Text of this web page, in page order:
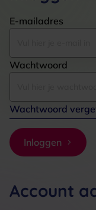
E-mailadres
Wachtwoord
Wachtwoord
Inloggen
Account